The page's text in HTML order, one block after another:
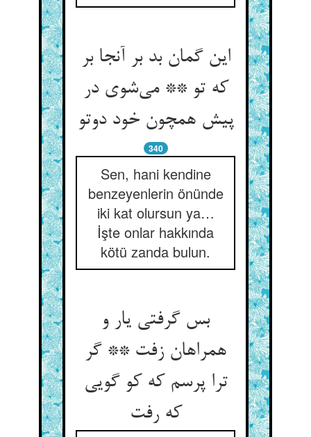
این گمان بد بر آنجا بر
که تو ** می‌شوی در
پیش همچون خود دوتو
340
Sen, hani kendine
benzeyenlerin önünde
iki kat olursun ya…
İşte onlar hakkında
kötü zanda bulun.
بس گرفتی یار و
همراهان زفت ** گر
ترا پرسم که کو گویی
که رفت